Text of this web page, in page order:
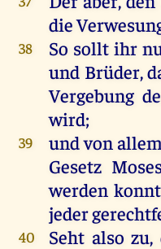
die
38 So sollt ihr
und Brüder,
Vergebung
wird;
39 undvon
Gesetz
werden
jeder
40 Seht also zu,